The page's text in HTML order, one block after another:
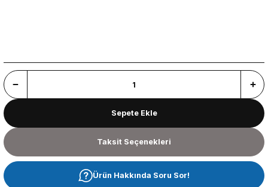
Sepete Ekle
Taksit Seçenekleri
Ürün Hakkında Soru Sor!